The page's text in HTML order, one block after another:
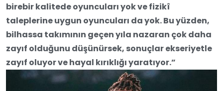
birebir kalitede oyuncuları yok ve fizikî
taleplerine uygun oyuncuları da yok. Bu yüzden,
bilhassa takımının geçen yıla nazaran çok daha
zayıf olduğunu düşünürsek, sonuçlar ekseriyetle
zayıf oluyor ve hayal kırıklığı yaratıyor.”